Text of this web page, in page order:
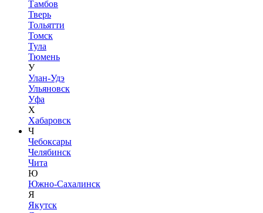
Тамбов
Тверь
Тольятти
Томск
Тула
Тюмень
У
Улан-Удэ
Ульяновск
Уфа
Х
Хабаровск
Ч
Чебоксары
Челябинск
Чита
Ю
Южно-Сахалинск
Я
Якутск